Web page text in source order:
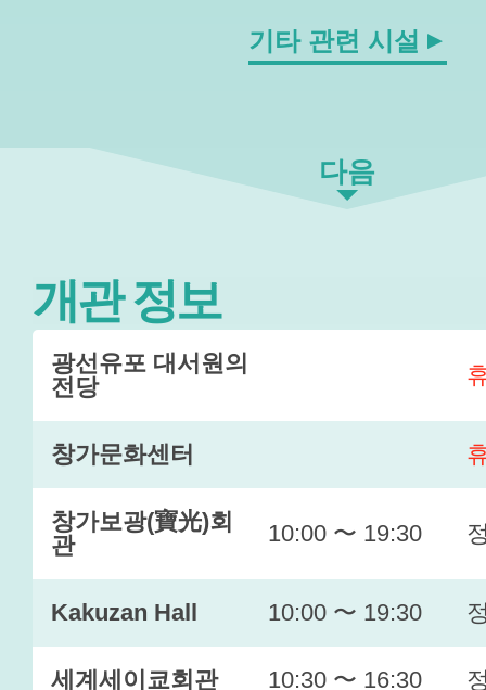
기타 관련 시설
다음
개관 정보
광선유포 대서원의
전당
창가문화센터
창가보광(寶光)회
관
10:00 〜 19:30
Kakuzan Hall 10:00 〜 19:30
세계세이쿄회관 10:30 〜 16:30